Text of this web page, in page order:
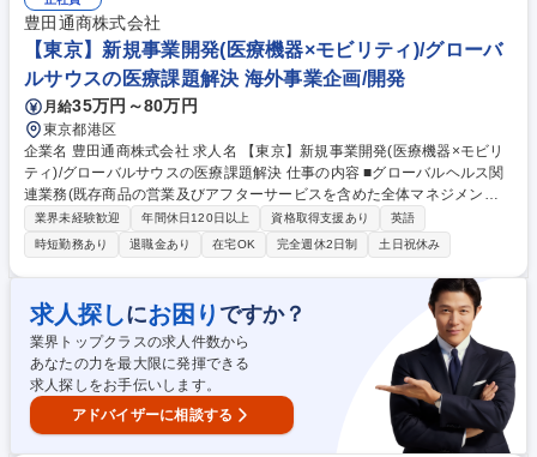
地ニーズに合わせたメニュー・サービスの企画 ■新規出店に伴う各種手続
き、契約実務のサポートおよび開拓業務 ■現地店舗の運営状況のモニタリ
ングおよび業績改善に向けた指導・支援など 募集職種 アメリカ市場の海
外事業開発★英語力を武器にグローバル市場へ挑む◎
豊田通商株式会社
【東京】新規事業開発(医療機器×モビリティ)/グローバ
ルサウスの医療課題解決 海外事業企画/開発
月給35万円～80万円
東京都港区
企業名 豊田通商株式会社 求人名 【東京】新規事業開発(医療機器×モビリ
ティ)/グローバルサウスの医療課題解決 仕事の内容 ■グローバルヘルス関
連業務(既存商品の営業及びアフターサービスを含めた全体マネジメント
や新規商品開発及びパートナーの開拓)やODAビジネスの推進(入札ビジネ
スの一連業務の遂行)をお任せします。 【募集背景】医療機器xモビリティ
の掛け合わせのビジネスとして、ワクチン保冷輸送車、X線診断車を手掛
けており、ワクチン保冷輸送車は付加価値を付け、市場特性に合わせた取
り組み、X線診断車は国際保健機関を通した販売と次のステージを目指し
ています。医療機器メーカーとの接点も多くあり、日本政府無償ODAや国
際調達をベースとした新たなビジネス構築の可能性を広げていきたいと考
えております。 募集職種 【東京】新規事業開発(医療機器×モビリティ)/グ
ローバルサウスの医療課題解決
業界未経験歓迎 年間休日120日以上 資格取得支援あり
英語
時短勤務あり
退職金あり 在宅OK 完全週休2日制 土日祝休み
求人探しにお困り ですか？
業界トップクラスの求人件数から
あなたの力を最大限に発揮できる
求人探しをお手伝いします。
アドバイザーに相談する